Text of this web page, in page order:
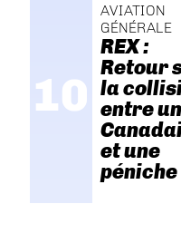
AVIATION
GÉNÉRALE
REX :
Retour
la
entre un
et une
péniche